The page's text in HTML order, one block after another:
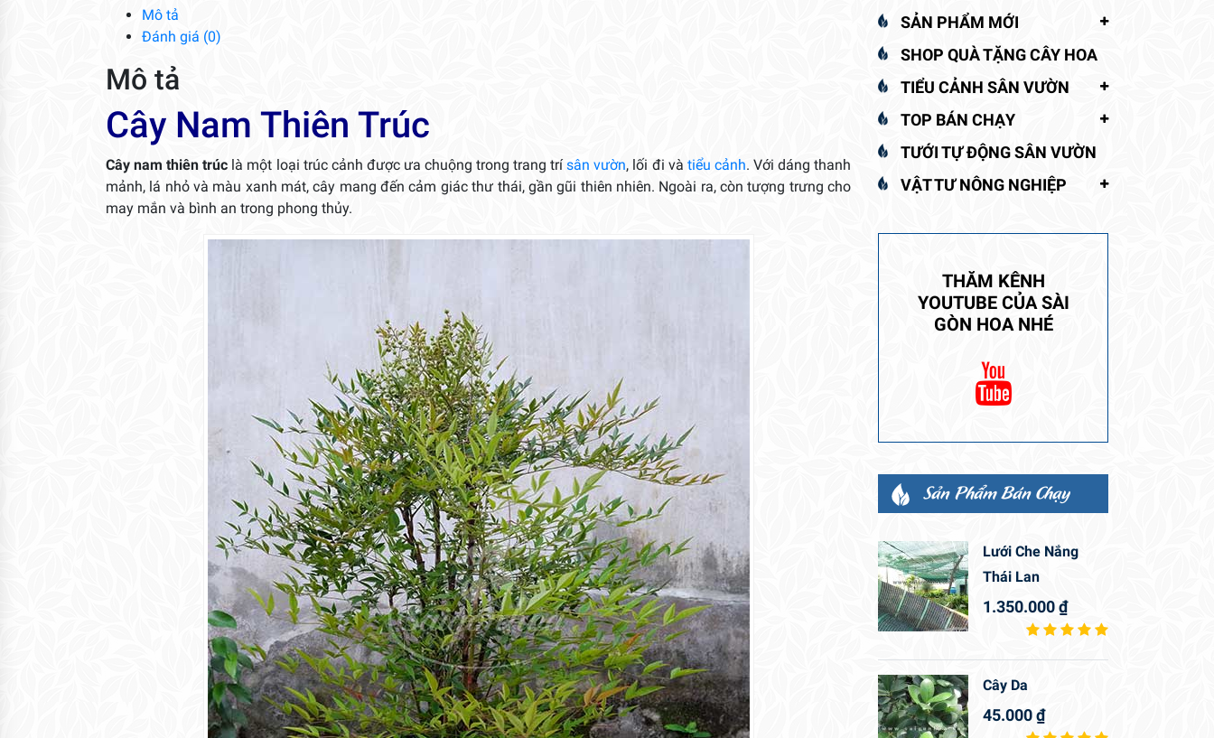
Mô tả
Đánh giá (0)
Mô tả
Cây Nam Thiên Trúc
Cây nam thiên trúc là một loại trúc cảnh được ưa chuộng trong trang trísân vườn, lối đi và tiểu cảnh. Với dáng thanh
mảnh, lá nhỏ và màu xanh mát, cây mang đến cảm giác thư thái, gần gũi thiên nhiên. Ngoài ra, còn tượng trưng cho
may mắn và bình an trong phong thủy.
SẢN PHẨM MỚI
SHOP QUÀ TẶNG CÂY HOA
TIỂU CẢNH SÂN VƯỜN
TOP BÁN CHẠY
TƯỚI TỰ ĐỘNG SÂN VƯỜN
VẬT TƯ NÔNG NGHIỆP
THĂM KÊNH
YOUTUBE CỦA SÀI
GÒN HOA NHÉ
Sản Phẩm Bán Chạy
Lưới Che Nắng
Thái Lan
1.350.000₫
Cây Da
45.000₫